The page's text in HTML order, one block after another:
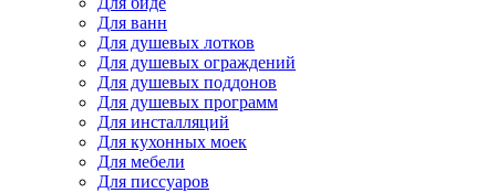
Для ванн
Для душевых лотков
Для душевых ограждений
Для душевых поддонов
Для душевых программ
Для инсталляций
Для кухонных моек
Для мебели
Для писсуаров